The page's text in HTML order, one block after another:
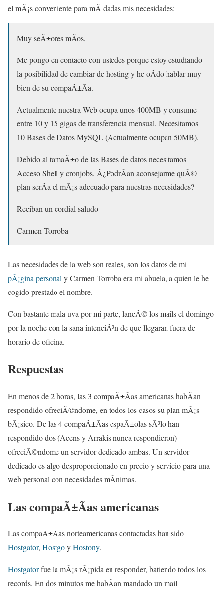
el mÃ¡s conveniente para mÃ­ dadas mis necesidades:
Muy seÃ±ores mÃ­os,
Me pongo en contacto con ustedes porque estoy estudiando
la posibilidad de cambiar de hosting y he oÃ­do hablar muy
bien de su compaÃ±Ã­a.
Actualmente nuestra Web ocupa unos 400MB y consume
entre 10 y 15 gigas de transferencia mensual. Necesitamos
10 Bases de Datos MySQL (Actualmente ocupan 50MB).
Debido al tamaÃ±o de las Bases de datos necesitamos
Acceso Shell y cronjobs. Â¿PodrÃ­an aconsejarme quÃ©
plan serÃ­a el mÃ¡s adecuado para nuestras necesidades?
Reciban un cordial saludo
Carmen Torroba
Las necesidades de la web son reales, son los datos de mi
pÃ¡gina personal y Carmen Torroba era mi abuela, a quien le he
cogido prestado el nombre.
Con bastante mala uva por mi parte, lancÃ© los mails el domingo
por la noche con la sana intenciÃ³n de que llegaran fuera de
horario de oficina.
Respuestas
En menos de 2 horas, las 3 compaÃ±Ã­as americanas habÃ­an
respondido ofreciÃ©ndome, en todos los casos su plan mÃ¡s
bÃ¡sico. De las 4 compaÃ±Ã­as espaÃ±olas sÃ³lo han
respondido dos (Acens y Arrakis nunca respondieron)
ofreciÃ©ndome un servidor dedicado ambas. Un servidor
dedicado es algo desproporcionado en precio y servicio para una
web personal con necesidades mÃ­nimas.
Las compaÃ±Ã­as americanas
Las compaÃ±Ã­as norteamericanas contactadas han sido
Hostgator, HostgoyHostony.
Hostgatorfue la mÃ¡s rÃ¡pida en responder, batiendo todos los
records. En dos minutos me habÃ­an mandado un mail